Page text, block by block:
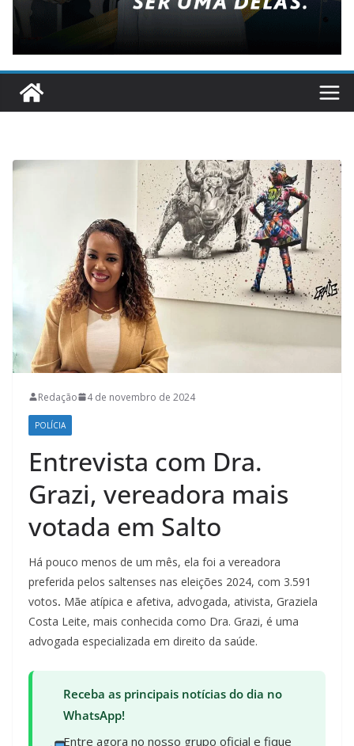
Redação 4 de novembro de 2024
POLÍCIA
Entrevista com Dra.
Grazi, vereadora mais
votada em Salto
Há pouco menos de um mês, ela foi a vereadora
preferida pelos saltenses nas eleições 2024, com 3.591
votos. Mãe atípica e afetiva, advogada, ativista, Graziela
Costa Leite, mais conhecida como Dra. Grazi, é uma
advogada especializada em direito da saúde.
Receba as principais notícias do dia no
WhatsApp!
Entre agora no nosso grupo oficial e fique